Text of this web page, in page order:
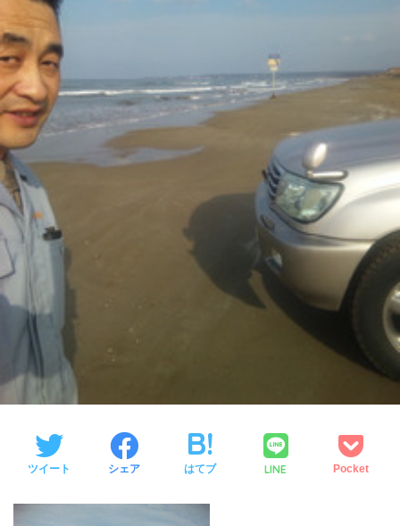
ツイート シェア はてブ LINE Pocket